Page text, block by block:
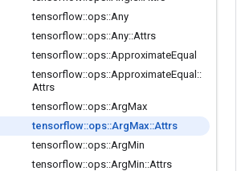
tensorflow::ops::Any
tensorflow::ops::Any::Attrs
tensorflow::ops::ApproximateEqual
tensorflow::ops::ApproximateEqual ::
Attrs
tensorflow::ops::ArgMax
tensorflow::ops::ArgMax::Attrs
tensorflow::ops::ArgMin
tensorflow::ops::ArgMin::Attrs